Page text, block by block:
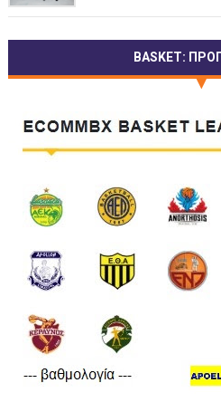
BASKET: